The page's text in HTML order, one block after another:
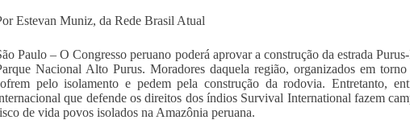
Estevan Muniz, da Rede Brasil Atual
Paulo – O Congresso peruano poderá aprovar a construção da estrada
Nacional Alto Purus. Moradores daquela região, organizados em
pelo isolamento e pedem pela construção da rodovia. Entretanto,
que defende os direitos dos índios Survival International fazem
de vida povos isolados na Amazônia peruana.